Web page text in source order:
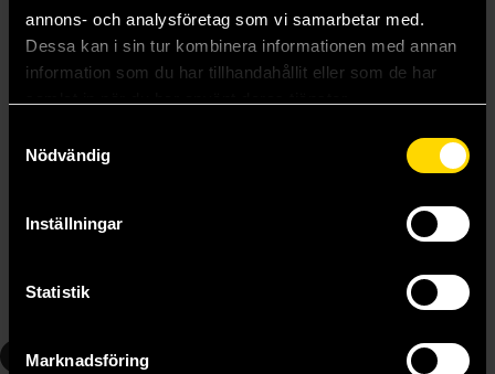
annons- och analysföretag som vi samarbetar med.
Dessa kan i sin tur kombinera informationen med annan
information som du har tillhandahållit eller som de har
Nödvändig
Inställningar
Statistik
Marknadsföring
Tsugumi Ohba